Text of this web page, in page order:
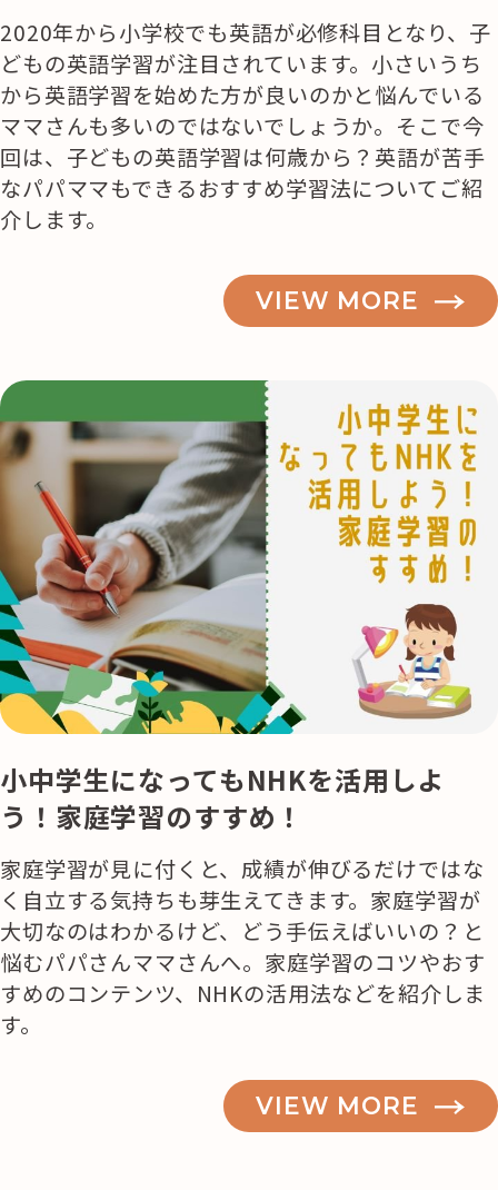
2020年から小学校でも英語が必修科目となり、子
どもの英語学習が注目されています。小さいうち
から英語学習を始めた方が良いのかと悩んでいる
ママさんも多いのではないでしょうか。そこで今
回は、子どもの英語学習は何歳から？英語が苦手
なパパママもできるおすすめ学習法についてご紹
介します。
VIEW MORE
小中学生になってもNHKを活用しよ
う！家庭学習のすすめ！
家庭学習が見に付くと、成績が伸びるだけではな
く自立する気持ちも芽生えてきます。家庭学習が
大切なのはわかるけど、どう手伝えばいいの？と
悩むパパさんママさんへ。家庭学習のコツやおす
すめのコンテンツ、NHKの活用法などを紹介しま
す。
VIEW MORE